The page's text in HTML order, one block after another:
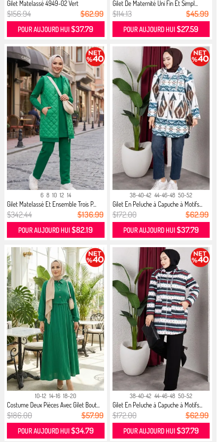
Gilet Matelassé 4949-02 Vert
$156.94 $62.99
POUR AUJOURD HUI$37.79
Gilet De Maternité Uni Fin Et Simpl...
$114.13 $45.99
POUR AUJOURD HUI$27.59
6 8 10 12 14
Gilet Matelassé Et Ensemble Trois P...
$342.44 $136.99
POUR AUJOURD HUI$82.19
38-40-42 44-46-48 50-52
Gilet En Peluche à Capuche à Motifs...
$172.00 $62.99
POUR AUJOURD HUI $37.79
10-12 14-16 18-20
Costume Deux Pièces Avec Gilet Bout...
$186.00 $57.99
POUR AUJOURD HUI $34.79
38-40-42 44-46-48 50-52
Gilet En Peluche à Capuche à Motifs...
$172.00 $62.99
POUR AUJOURD HUI $37.79